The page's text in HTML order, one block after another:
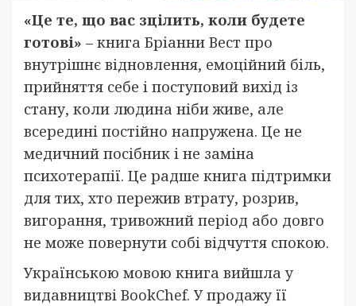
«Це те, що вас зцілить, коли будете
готові» – книга Бріанни Вест про
внутрішнє відновлення, емоційний біль,
прийняття себе і поступовий вихід із
стану, коли людина ніби живе, але
всередині постійно напружена. Це не
медичний посібник і не заміна
психотерапії. Це радше книга підтримки
для тих, хто пережив втрату, розрив,
вигорання, тривожний період або довго
не може повернути собі відчуття спокою.
Українською мовою книга вийшла у
видавництві BookChef. У продажу її